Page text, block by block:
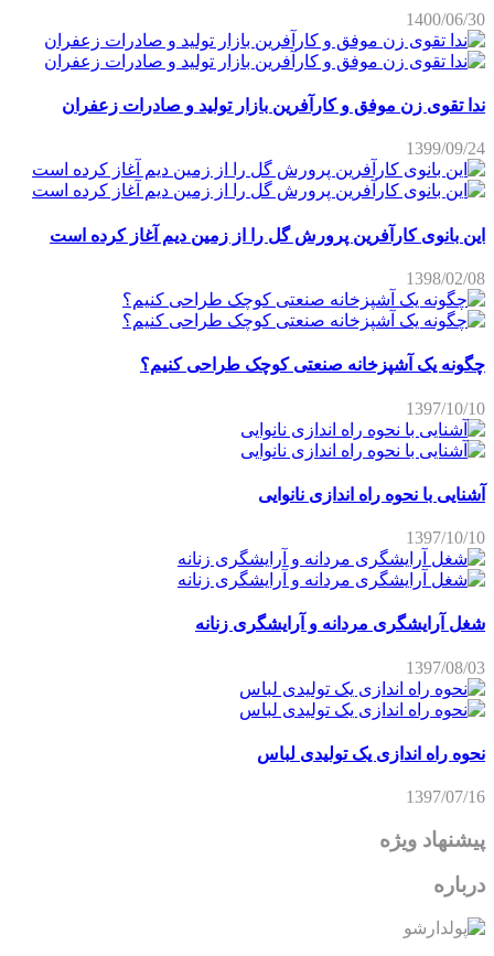
1400/06/30
ندا تقوی زن موفق و کارآفرین بازار تولید و صادرات زعفران
1399/09/24
این بانوی کارآفرین پرورش گل را از زمین دیم آغاز کرده است
1398/02/08
چگونه یک آشپزخانه صنعتی کوچک طراحی کنیم؟
1397/10/10
آشنایی با نحوه راه اندازی نانوایی
1397/10/10
شغل آرایشگری مردانه و آرایشگری زنانه
1397/08/03
نحوه راه اندازی یک تولیدی لباس
1397/07/16
پیشنهاد ویژه
درباره